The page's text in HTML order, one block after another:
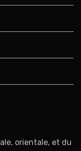
orientale, et du